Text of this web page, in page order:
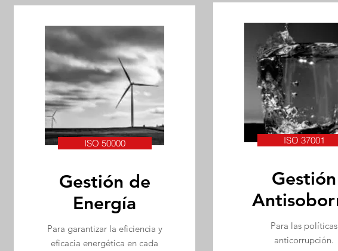
ISO 50000
Gestión de
Energía
Para garantizar la eficiencia y
eficacia energética en cada
ISO 37001
Gestión
Para las políticas
anticorrupción.